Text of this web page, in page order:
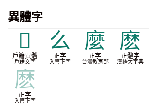
異體字
𡭯
戶籍異體
戶籍文字
么
正字
入管正字
麼
正字
台灣教育部
麽
正體字
漢語大字典
麽
正字
入管正字